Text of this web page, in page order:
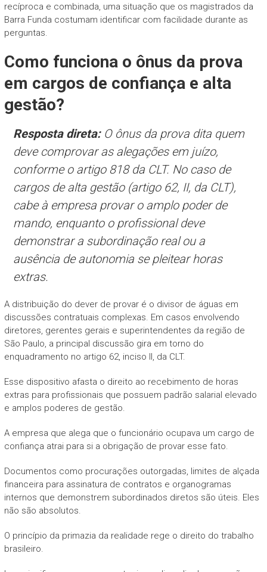
recíproca e combinada, uma situação que os magistrados da
Barra Funda costumam identificar com facilidade durante as
perguntas.
Como funciona o ônus da prova
em cargos de confiança e alta
gestão?
Resposta direta:O ônus da prova dita quem
deve comprovar as alegações em juízo,
conforme o artigo 818 da CLT. No caso de
cargos de alta gestão (artigo 62, II, da CLT),
cabe à empresa provar o amplo poder de
mando, enquanto o profissional deve
demonstrar a subordinação real ou a
ausência de autonomia se pleitear horas
extras.
A distribuição do dever de provar é o divisor de águas em
discussões contratuais complexas. Em casos envolvendo
diretores, gerentes gerais e superintendentes da região de
São Paulo, a principal discussão gira em torno do
enquadramento no artigo 62, inciso II, da CLT.
Esse dispositivo afasta o direito ao recebimento de horas
extras para profissionais que possuem padrão salarial elevado
e amplos poderes de gestão.
A empresa que alega que o funcionário ocupava um cargo de
confiança atrai para si a obrigação de provar esse fato.
Documentos como procurações outorgadas, limites de alçada
financeira para assinatura de contratos e organogramas
internos que demonstrem subordinados diretos são úteis. Eles
não são absolutos.
O princípio da primazia da realidade rege o direito do trabalho
brasileiro.